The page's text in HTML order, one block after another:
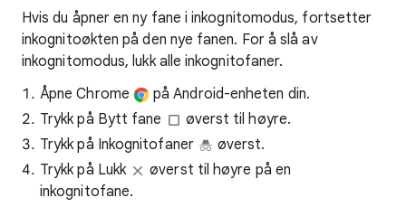
Hvis du åpner en ny fane i inkognitomodus, fortsetter
inkognitoøkten på den nye fanen. For å slå av
inkognitomodus, lukk alle inkognitofaner.
Åpne Chrome
på Android-enheten din.
Trykk på Bytt fane
øverst til høyre.
Trykk på Inkognitofaner
øverst.
Trykk på Lukk
øverst til høyre på en
inkognitofane.